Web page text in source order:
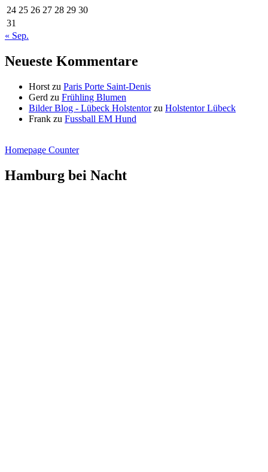
24 25 26 27 28 29 30
31
« Sep.
Neueste Kommentare
Horst zu Paris Porte Saint-Denis
Gerd zu Frühling Blumen
Bilder Blog - Lübeck Holstentorzu Holstentor Lübeck
Frank zu Fussball EM Hund
Homepage Counter
Hamburg bei Nacht